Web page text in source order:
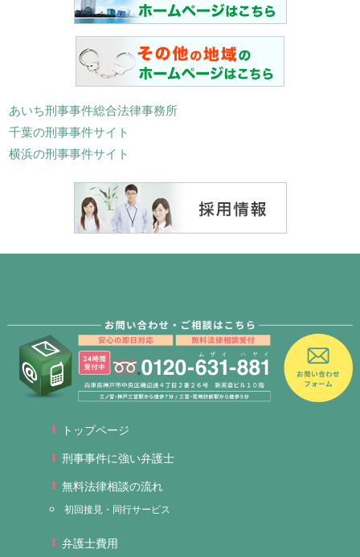
あいち刑事事件総合法律事務所
千葉の刑事事件サイト
横浜の刑事事件サイト
トップページ
刑事事件に強い弁護士
無料法律相談の流れ
初回接見・同行サービス
弁護士費用